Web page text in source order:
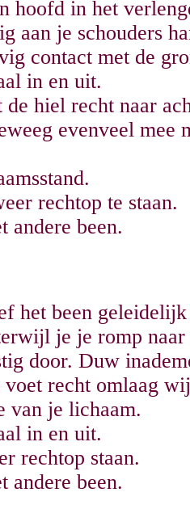
hoofd in het
aan je schouders
contact met de
in en uit.
de hiel recht naar
evenveel mee
rechtop te staan.
andere been.
het been
je je romp naar
door. Duw
voet recht omlaag
van je lichaam.
in en uit.
rechtop staan.
andere been.